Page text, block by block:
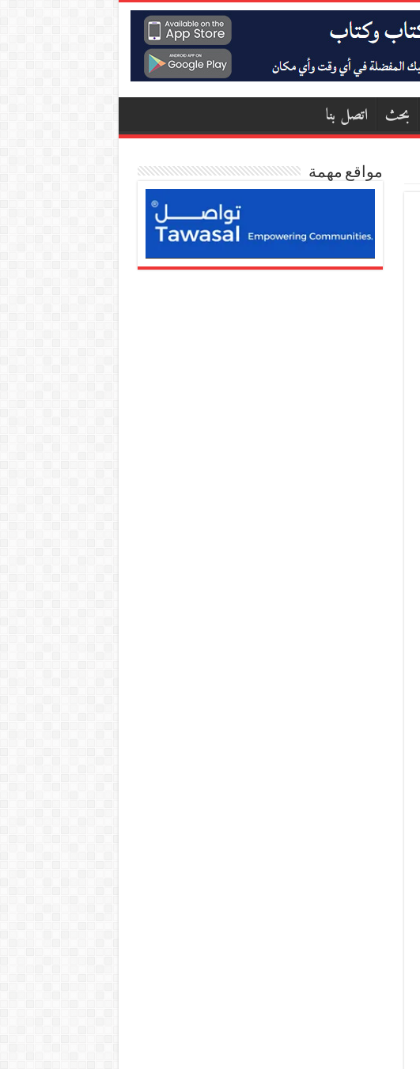
بحث اتصل بنا
مواقع مهمة